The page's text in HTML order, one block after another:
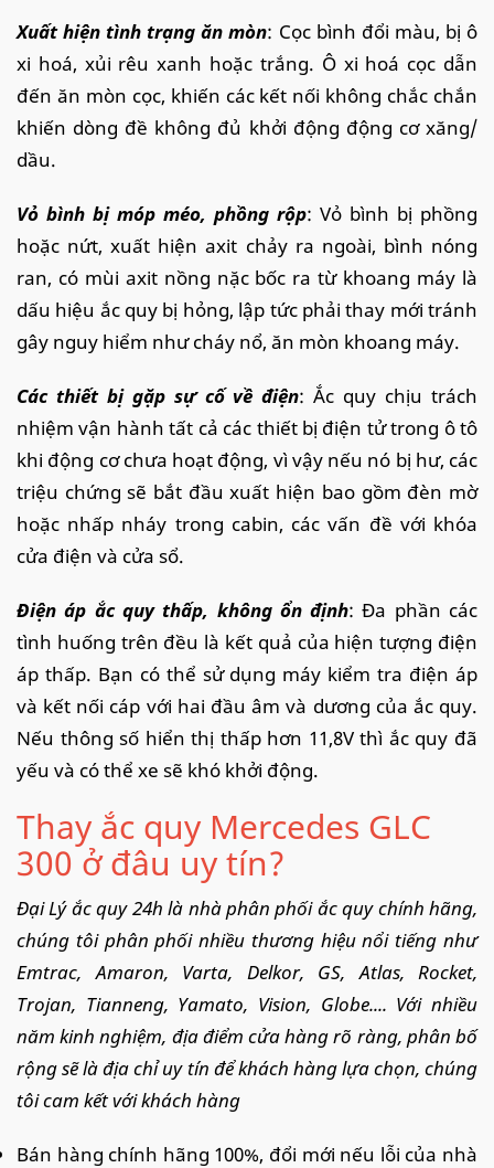
Xuất hiện tình trạng ăn mòn: Cọc bình đổi màu, bị ô
xi hoá, xủi rêu xanh hoặc trắng. Ô xi hoá cọc dẫn
đến ăn mòn cọc, khiến các kết nối không chắc chắn
khiến dòng đề không đủ khởi động động cơ xăng/
dầu.
Vỏ bình bị móp méo, phồng rộp: Vỏ bình bị phồng
hoặc nứt, xuất hiện axit chảy ra ngoài, bình nóng
ran, có mùi axit nồng nặc bốc ra từ khoang máy là
dấu hiệu ắc quy bị hỏng, lập tức phải thay mới tránh
gây nguy hiểm như cháy nổ, ăn mòn khoang máy.
Các thiết bị gặp sự cố về điện: Ắc quy chịu trách
nhiệm vận hành tất cả các thiết bị điện tử trong ô tô
khi động cơ chưa hoạt động, vì vậy nếu nó bị hư, các
triệu chứng sẽ bắt đầu xuất hiện bao gồm đèn mờ
hoặc nhấp nháy trong cabin, các vấn đề với khóa
cửa điện và cửa sổ.
Điện áp ắc quy thấp, không ổn định: Đa phần các
tình huống trên đều là kết quả của hiện tượng điện
áp thấp. Bạn có thể sử dụng máy kiểm tra điện áp
và kết nối cáp với hai đầu âm và dương của ắc quy.
Nếu thông số hiển thị thấp hơn 11,8V thì ắc quy đã
yếu và có thể xe sẽ khó khởi động.
Thay ắc quy Mercedes GLC
300 ở đâu uy tín?
Đại Lý ắc quy 24h là nhà phân phối ắc quy chính hãng,
chúng tôi phân phối nhiều thương hiệu nổi tiếng như
Emtrac, Amaron, Varta, Delkor, GS, Atlas, Rocket,
Trojan, Tianneng, Yamato, Vision, Globe.... Với nhiều
năm kinh nghiệm, địa điểm cửa hàng rõ ràng, phân bố
rộng sẽ là địa chỉ uy tín để khách hàng lựa chọn, chúng
tôi cam kết với khách hàng
Bán hàng chính hãng 100%, đổi mới nếu lỗi của nhà